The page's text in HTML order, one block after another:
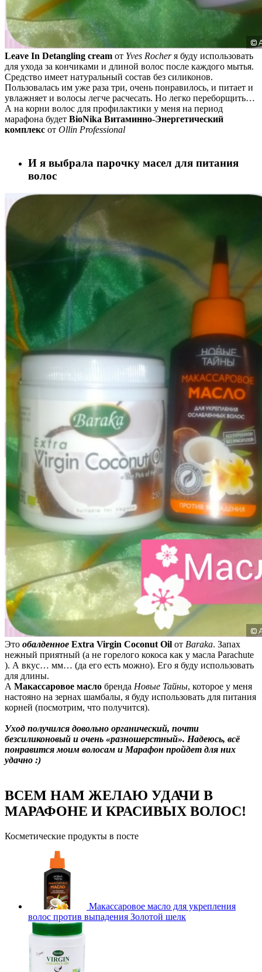
Leave In Detangling cream от Yves Rocherя буду использовать
для ухода за кончиками и длиной волос после каждого мытья.
Средство имеет натуральный состав без силиконов.
Пользовалась им уже раза три, очень понравилось, и питает и
увлажняет и волосы легче расчесать. Но легко переборщить…
А на корни волос для профилактики у меня на период
марафона будет BioNika Витаминно-Энергетический
комплекс от Ollin Professional
И я выбрала парочку масел для питания
волос
Это обалденное Extra Virgin Coconut Oil от Baraka. Запах
нежный приятный (а не горелого кокоса как у масла Parachute
). А вкус… мм… (да его есть можно). Его я буду использовать
для длины.
А Макассаровое масло бренда Новые Тайны, которое у меня
настояно на зернах шамбалы, я буду использовать для питания
корней (посмотрим, что получится).
Уход получился довольно органический, почти
безсиликоновый и очень «разношерстный». Надеюсь, всё
понравится моим волосам и Марафон пройдет для них
удачно :)
ВСЕМ НАМ ЖЕЛАЮ УДАЧИ В
МАРАФОНЕ И КРАСИВЫХ ВОЛОС!
Косметические продукты в посте
Макассаровое масло для укрепления
волос против выпадения Золотой шелк